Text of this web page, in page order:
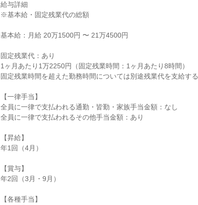
給与詳細
※基本給・固定残業代の総額
基本給：月給 20万1500円 〜 21万4500円
固定残業代：あり
1ヶ月あたり1万2250円（固定残業時間：1ヶ月あたり8時間）
固定残業時間を超えた勤務時間については別途残業代を支給する
【一律手当】
全員に一律で支払われる通勤・皆勤・家族手当金額：なし
全員に一律で支払われるその他手当金額：あり
【昇給】
年1回（4月）
【賞与】
年2回（3月・9月）
【各種手当】